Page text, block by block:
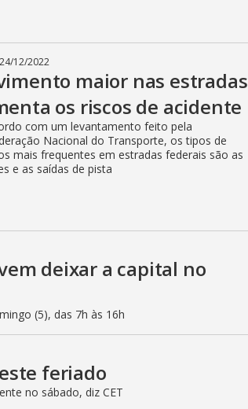
24/12/2022
maior nas estradas
os riscos de acidente
com um levantamento feito pela
Nacional do Transporte, os tipos de
mais frequentes em estradas federais são as
e as saídas de pista
deixar a capital no
(5), das 7h às 16h
feriado
no sábado, diz CET